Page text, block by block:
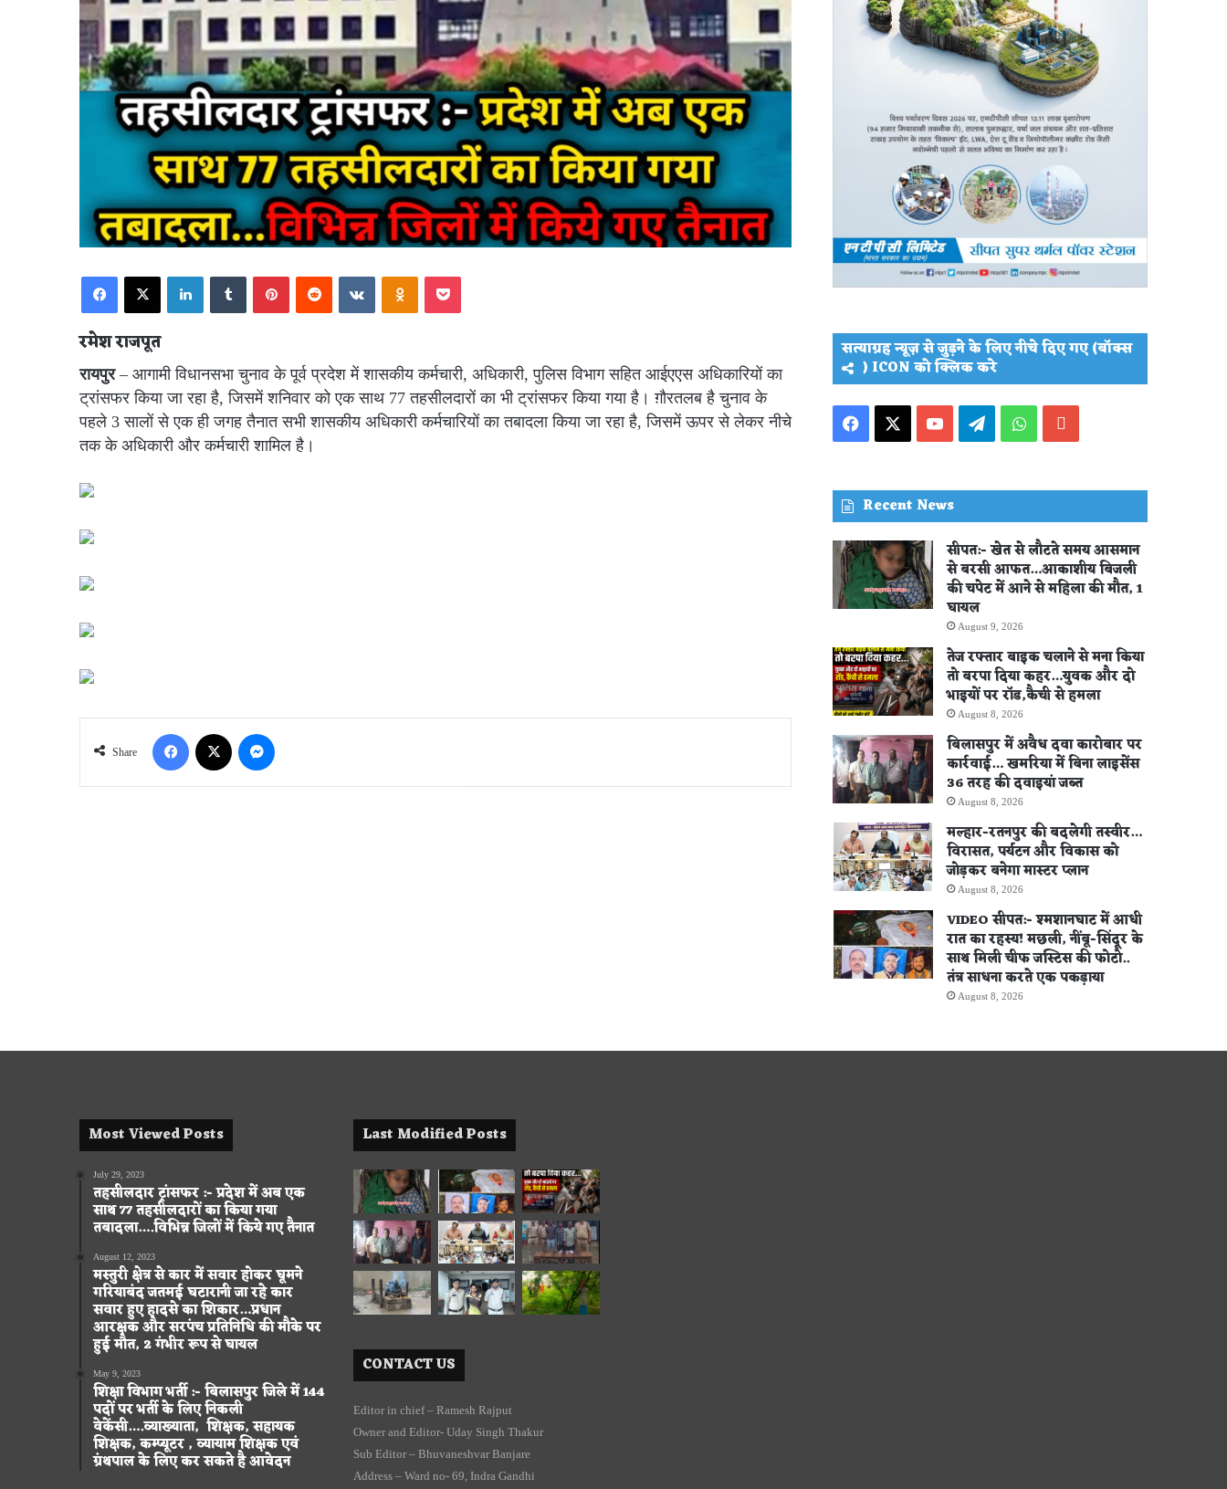
FacebookX LinkedInTumblr PinterestReddit VKontakteOdnoklassniki
Pocket
रमेश राजपूत
रायपुर– आगामी विधानसभा चुनाव के पूर्व प्रदेश में शासकीय कर्मचारी, अधिकारी, पुलिस विभाग सहित आईएएस अधिकारियों का
ट्रांसफर किया जा रहा है, जिसमें शनिवार को एक साथ 77 तहसीलदारों का भी ट्रांसफर किया गया है। ग़ौरतलब है चुनाव के
पहले 3 सालों से एक ही जगह तैनात सभी शासकीय अधिकारी कर्मचारियों का तबादला किया जा रहा है, जिसमें ऊपर से लेकर नीचे
तक के अधिकारी और कर्मचारी शामिल है।
Share
Facebook
सत्याग्रह न्यूज़ से जुड़ने के लिए नीचे दिए गए (बॉक्स
) ICON को क्लिक करे
Facebook YouTubeTelegramWhatsApp
Recent News
सीपत:- खेत से लौटते समय आसमान
से बरसी आफत…आकाशीय बिजली
की चपेट में आने से महिला की मौत, 1
घायल
August 9, 2026
तेज रफ्तार बाइक चलाने से मना किया
तो बरपा दिया कहर…युवक और दो
भाइयों पर रॉड,कैची से हमला
August 8, 2026
बिलासपुर में अवैध दवा कारोबार पर
कार्रवाई… खमरिया में बिना लाइसेंस
36 तरह की दवाइयां जब्त
August 8, 2026
मल्हार-रतनपुर की बदलेगी तस्वीर…
विरासत, पर्यटन और विकास को
जोड़कर बनेगा मास्टर प्लान
August 8, 2026
VIDEO सीपत:- श्मशानघाट में आधी
रात का रहस्य! मछली, नींबू-सिंदूर के
साथ मिली चीफ जस्टिस की फोटो..
तंत्र साधना करते एक पकड़ाया
August 8, 2026
Most Viewed Posts
July 29, 2023
तहसीलदार ट्रांसफर :- प्रदेश में अब एक
साथ 77 तहसीलदारों का किया गया
तबादला….विभिन्न जिलों में किये गए तैनात
August 12, 2023
मस्तुरी क्षेत्र से कार में सवार होकर घूमने
गरियाबंद जतमई घटारानी जा रहे कार
सवार हुए हादसे का शिकार…प्रधान
आरक्षक और सरपंच प्रतिनिधि की मौके पर
हुई मौत, 2 गंभीर रूप से घायल
May 9, 2023
शिक्षा विभाग भर्ती :- बिलासपुर जिले में 144
पदों पर भर्ती के लिए निकली
वेकेंसी….व्याख्याता, शिक्षक, सहायक
शिक्षक, कम्प्यूटर , व्यायाम शिक्षक एवं
ग्रंथपाल के लिए कर सकते है आवेदन
Last Modified Posts
CONTACT US
Editor in chief – Ramesh Rajput
Owner and Editor- Uday Singh Thakur
Sub Editor – Bhuvaneshvar Banjare
Address – Ward no- 69, Indra Gandhi